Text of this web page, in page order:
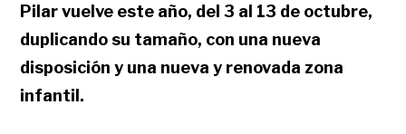
Pilar vuelve este año, del 3 al 13 de octubre,
duplicando su tamaño, con una nueva
disposición y una nueva y renovada zona
infantil.